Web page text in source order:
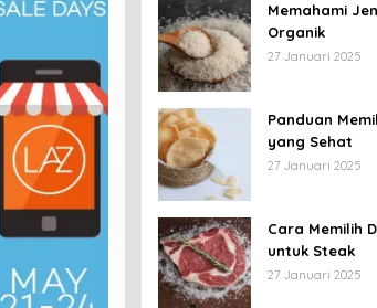
Memahami
Organik
27 Januari 2025
Panduan
yang Sehat
27 Januari 2025
Cara Memilih
untuk Steak
27 Januari 2025